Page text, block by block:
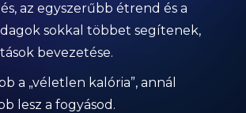
az egyszerűbb étrend és a
sokkal többet segítenek,
bevezetése.
a „véletlen kalória”, annál
lesz a fogyásod.